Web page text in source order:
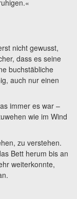
nicht gewusst,
dass es seine
buchstäbliche
auch nur einen
immer es war –
wie im Wind
zu verstehen.
Bett herum bis an
weiterkonnte,